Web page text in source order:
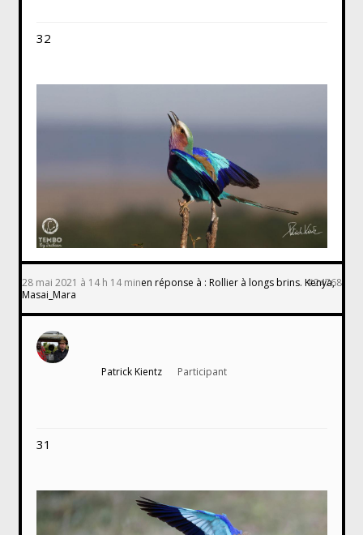
32
28 mai 2021 à 14 h 14 minen réponse à : Rollier à longs brins. Kenya,
Masai_Mara
#24768
Patrick Kientz Participant
31